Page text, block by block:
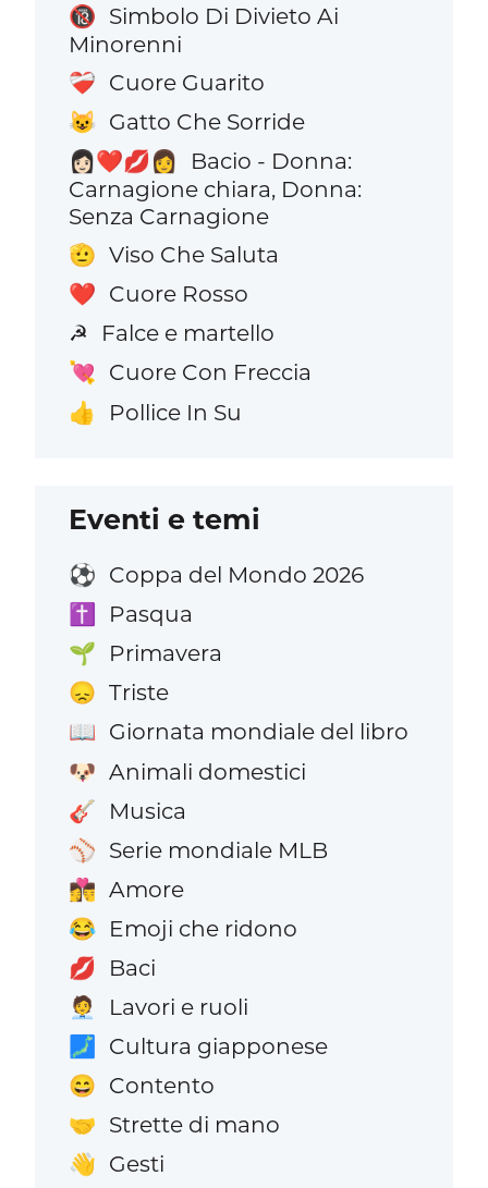
🔞 Simbolo Di Divieto Ai
Minorenni
❤️‍🩹 Cuore Guarito
😺 Gatto Che Sorride
👩🏻‍❤️‍💋‍👩
Bacio - Donna:
Carnagione chiara, Donna:
Senza Carnagione
🫡 Viso Che Saluta
❤️ Cuore Rosso
☭ Falce e martello
💘 Cuore Con Freccia
👍 Pollice In Su
Eventi e temi
⚽ Coppa del Mondo 2026
✝️ Pasqua
🌱 Primavera
😞 Triste
📖 Giornata mondiale del libro
🐶 Animali domestici
🎸 Musica
⚾ Serie mondiale MLB
👩‍❤️‍💋‍👨 Amore
😂 Emoji che ridono
💋 Baci
🧑‍💼 Lavori e ruoli
🗾 Cultura giapponese
😄 Contento
🤝 Strette di mano
👋 Gesti